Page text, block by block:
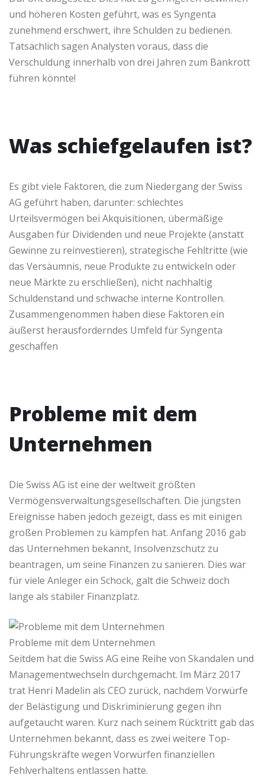
und höheren Kosten geführt, was es Syngenta
zunehmend erschwert, ihre Schulden zu bedienen.
Tatsächlich sagen Analysten voraus, dass die
Verschuldung innerhalb von drei Jahren zum Bankrott
führen könnte!
Was schiefgelaufen ist?
Es gibt viele Faktoren, die zum Niedergang der Swiss
AG geführt haben, darunter: schlechtes
Urteilsvermögen bei Akquisitionen, übermäßige
Ausgaben für Dividenden und neue Projekte (anstatt
Gewinne zu reinvestieren), strategische Fehltritte (wie
das Versäumnis, neue Produkte zu entwickeln oder
neue Märkte zu erschließen), nicht nachhaltig
Schuldenstand und schwache interne Kontrollen.
Zusammengenommen haben diese Faktoren ein
äußerst herausforderndes Umfeld für Syngenta
geschaffen
Probleme mit dem
Unternehmen
Die Swiss AG ist eine der weltweit größten
Vermögensverwaltungsgesellschaften. Die jüngsten
Ereignisse haben jedoch gezeigt, dass es mit einigen
großen Problemen zu kämpfen hat. Anfang 2016 gab
das Unternehmen bekannt, Insolvenzschutz zu
beantragen, um seine Finanzen zu sanieren. Dies war
für viele Anleger ein Schock, galt die Schweiz doch
lange als stabiler Finanzplatz.
Probleme mit dem Unternehmen
Seitdem hat die Swiss AG eine Reihe von Skandalen und
Managementwechseln durchgemacht. Im März 2017
trat Henri Madelin als CEO zurück, nachdem Vorwürfe
der Belästigung und Diskriminierung gegen ihn
aufgetaucht waren. Kurz nach seinem Rücktritt gab das
Unternehmen bekannt, dass es zwei weitere Top-
Führungskräfte wegen Vorwürfen finanziellen
Fehlverhaltens entlassen hatte.